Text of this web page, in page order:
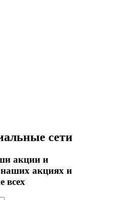
сети
акции и
акциях и
всех